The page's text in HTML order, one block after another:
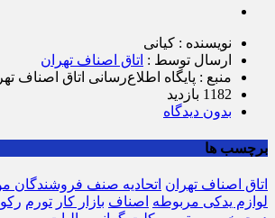
نویسنده : کیانی
ارسال توسط : اتاق اصناف تهران
منبع : پایگاه اطلاع‌رسانی اتاق اصناف
1182 بازدید
بدون دیدگاه
برچسب ها
اتاق اصناف تهران اتحادیه صنف فروشندگان
لوازم یدکی مربوطه اصناف بازار کار تورم